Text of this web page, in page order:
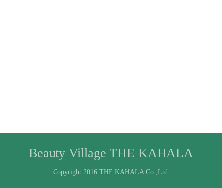
Beauty Village THE KAHALA
Copyright 2016 THE KAHALA Co.,Ltd.